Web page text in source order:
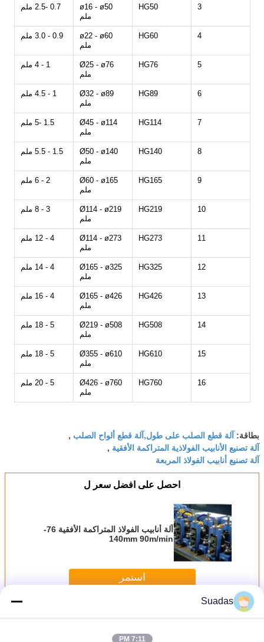
3
HG50
ø16 - ø50
ملم
0.7 -2.5 ملم
4
HG60
ø22 - ø60
ملم
0.9 - 3.0 ملم
5
HG76
Ø25 - ø76
ملم
1 - 4 ملم
6
HG89
Ø32 - ø89
ملم
1 - 4.5 ملم
7
HG114
Ø45 - ø114
ملم
1.5 -5 ملم
8
HG140
Ø50 - ø140
ملم
1.5 - 5.5 ملم
9
HG165
Ø60 - ø165
ملم
2 - 6 ملم
10
HG219
Ø114 - ø219
ملم
3 - 8 ملم
11
HG273
Ø114 - ø273
ملم
4 - 12 ملم
12
HG325
Ø165 - ø325
ملم
4 - 14 ملم
13
HG426
Ø165 - ø426
ملم
4 - 16 ملم
14
HG508
Ø219 - ø508
ملم
5 - 18 ملم
15
HG610
Ø355 - ø610
ملم
5 - 18 ملم
16
HG760
Ø426 - ø760
ملم
5 - 20 ملم
بطاقة: آلة قطع الصلب على طول,آلة قطع ألواح الصلب ,
آلة تصنيع الأنابيب الفولاذية المتراكمة الأفقية ,
آلة تصنيع أنابيب الفولاذ المربعة
احصل على افضل سعر ل
آلة أنابيب الفولاذ المتراكمة الأفقية 76-
140mm 90m/min
استمر
أكثرآلة تصنيع أنابيب الصلب
Suadas
7:11 PM